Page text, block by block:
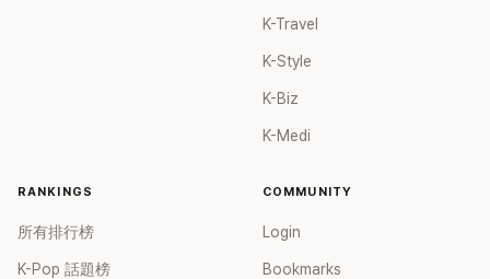
K-Travel
K-Style
K-Biz
K-Medi
RANKINGS
所有排行榜
K-Pop 話題榜
COMMUNITY
Login
Bookmarks